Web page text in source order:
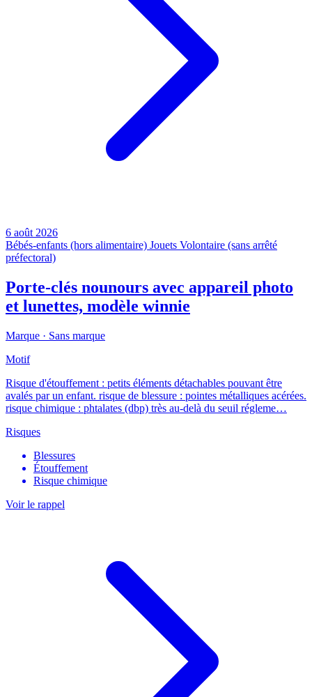
6 août 2026
Bébés-enfants (hors alimentaire) Jouets Volontaire (sans arrêté
préfectoral)
Porte-clés nounours avec appareil photo
et lunettes, modèle winnie
Marque · Sans marque
Motif
Risque d'étouffement : petits éléments détachables pouvant être
avalés par un enfant. risque de blessure : pointes métalliques acérées.
risque chimique : phtalates (dbp) très au-delà du seuil régleme…
Risques
Blessures
Étouffement
Risque chimique
Voir le rappel